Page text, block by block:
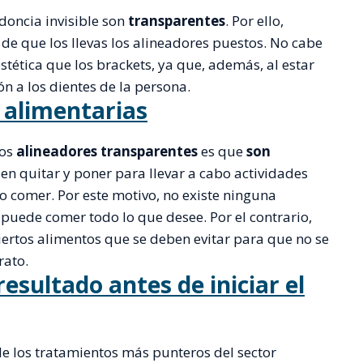
invisible son transparentes. Por ello,
que los llevas los alineadores puestos. No cabe
que los brackets, ya que, además, al estar
a los dientes de la persona.
alineadores transparenteses queson
quitar y poner para llevar a cabo actividades
Por este motivo, no existe ninguna
comer todo lo que desee. Por el contrario,
alimentos que se deben evitar para que no se
antes de iniciar el
los tratamientos más punteros del sector